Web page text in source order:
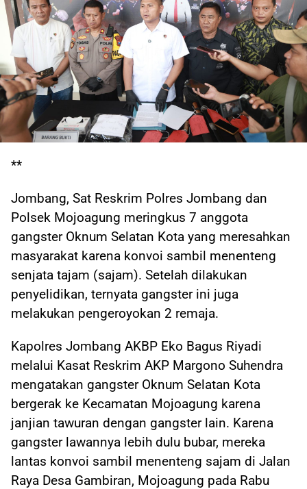
**
Jombang, Sat Reskrim Polres Jombang dan
Polsek Mojoagung meringkus 7 anggota
gangster Oknum Selatan Kota yang meresahkan
masyarakat karena konvoi sambil menenteng
senjata tajam (sajam). Setelah dilakukan
penyelidikan, ternyata gangster ini juga
melakukan pengeroyokan 2 remaja.
Kapolres Jombang AKBP Eko Bagus Riyadi
melalui Kasat Reskrim AKP Margono Suhendra
mengatakan gangster Oknum Selatan Kota
bergerak ke Kecamatan Mojoagung karena
janjian tawuran dengan gangster lain. Karena
gangster lawannya lebih dulu bubar, mereka
lantas konvoi sambil menenteng sajam di Jalan
Raya Desa Gambiran, Mojoagung pada Rabu